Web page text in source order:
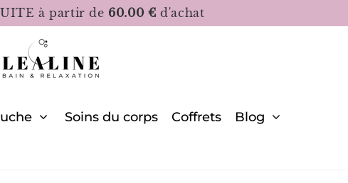
à partir de 60.00 € d'achat
Soins du corps Coffrets Blog